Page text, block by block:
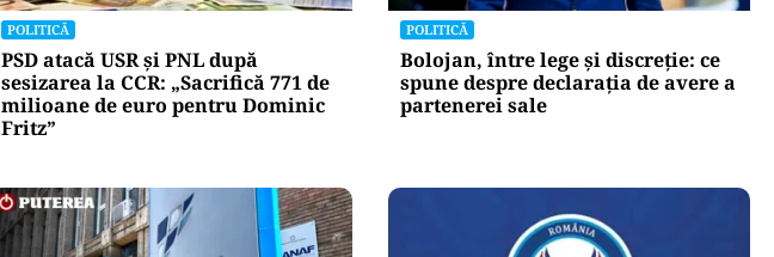
POLITICĂ
PSD atacă USR și PNL după
sesizarea la CCR: „Sacrifică 771 de
milioane de euro pentru Dominic
Fritz”
POLITICĂ
Bolojan, între lege și discreție: ce
spune despre declarația de avere a
partenerei sale